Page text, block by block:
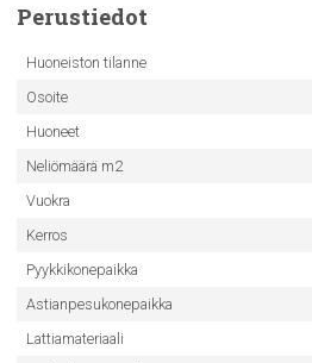
Perustiedot
Huoneiston tilanne
Osoite
Huoneet
Neliömäärä m2
Vuokra
Kerros
Pyykkikonepaikka
Astianpesukonepaikka
Lattiamateriaali